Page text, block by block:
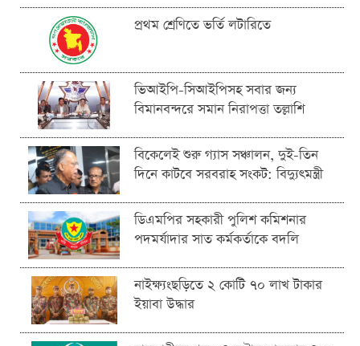
প্রথম শ্রেণিতে ভর্তি লটারিতে
ভিআইপি-সিআইপিসহ সবার জন্য
বিমানবন্দরে সমান নিরাপত্তা তল্লাশি
বিকেলেই শুরু গ্যাস সঞ্চালন, দুই-তিন
দিনে কাটবে সরবরাহ সংকট: বিদ্যুৎমন্ত্রী
ডিএমপির সহকারী পুলিশ কমিশনার
পদমর্যাদার সাত কর্মকর্তাকে বদলি
নাইক্ষ্যংছড়িতে ২ কোটি ৭০ লাখ টাকার
ইয়াবা উদ্ধার